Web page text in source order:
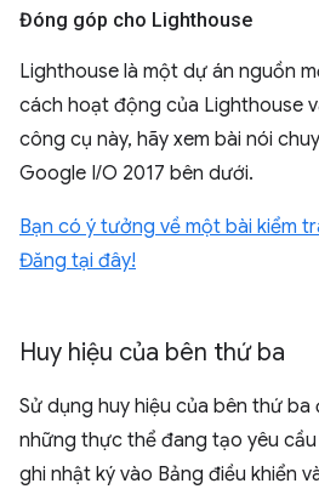
Đóng góp cho Lighthouse
Lighthouse là một dự án nguồn
cách hoạt động của Lighthouse
công cụ này, hãy xem bài nói
Google I/O 2017 bên dưới.
Bạn có ý tưởng về một bài kiểm
Đăng tại đây!
Huy hiệu của bên thứ ba
Sử dụng huy hiệu của bên thứ ba
những thực thể đang tạo yêu
ghi nhật ký vào Bảng điều khiển